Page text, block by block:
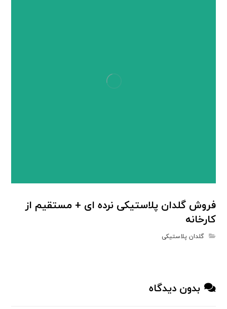
فروش گلدان پلاستیکی نرده ای + مستقیم از
کارخانه
گلدان پلاستیکی
بدون دیدگاه